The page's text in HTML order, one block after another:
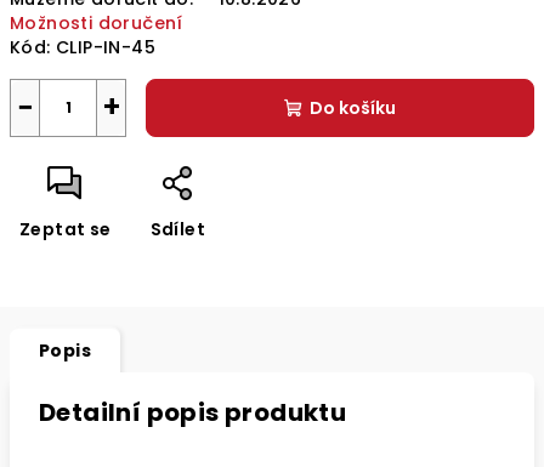
Možnosti doručení
Kód: CLIP-IN-45
+
− Do košíku
Zeptat se Sdílet
Popis
Detailní popis produktu